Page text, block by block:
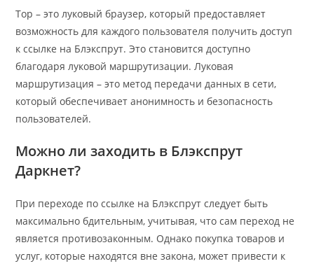
Тор – это луковый браузер, который предоставляет
возможность для каждого пользователя получить доступ
к ссылке на Блэкспрут. Это становится доступно
благодаря луковой маршрутизации. Луковая
маршрутизация – это метод передачи данных в сети,
который обеспечивает анонимность и безопасность
пользователей.
Можно ли заходить в Блэкспрут
Даркнет?
При переходе по ссылке на Блэкспрут следует быть
максимально бдительным, учитывая, что сам переход не
является противозаконным. Однако покупка товаров и
услуг, которые находятся вне закона, может привести к